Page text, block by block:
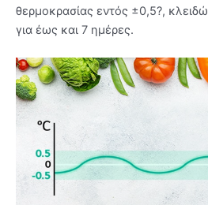
θερμοκρασίας εντός ±0,5?,
για έως και 7 ημέρες.